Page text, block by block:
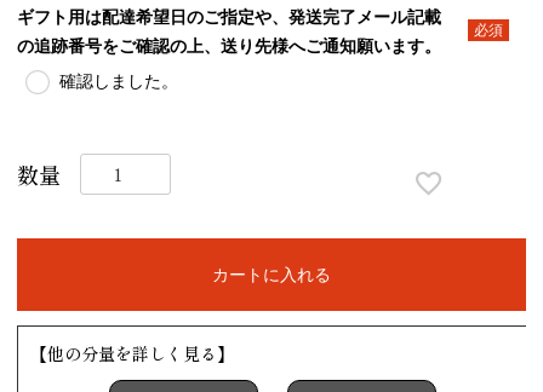
ギフト用は配達希望日のご指定や、発送完了メール記載
の追跡番号をご確認の上、送り先様へご通知願います。
確認しました。
カートに入れる
【他の分量を詳しく見る】